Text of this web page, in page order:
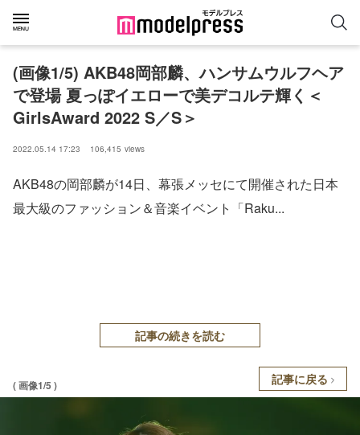
(画像1/5) AKB48岡部麟、ハンサムウルフヘア
で登場 夏っぽイエローで美デコルテ輝く＜
GirlsAward 2022 S／S＞
2022.05.14 17:23 106,415 views
AKB48の岡部麟が14日、幕張メッセにて開催された日本
最大級のファッション＆音楽イベント「Raku...
記事の続きを読む
( 画像1/5 ) 記事に戻る